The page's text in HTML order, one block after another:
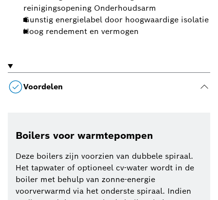
reinigingsopening Onderhoudsarm
Gunstig energielabel door hoogwaardige isolatie
Hoog rendement en vermogen
Voordelen
Boilers voor warmtepompen
Deze boilers zijn voorzien van dubbele spiraal.
Het tapwater of optioneel cv-water wordt in de
boiler met behulp van zonne-energie
voorverwarmd via het onderste spiraal. Indien